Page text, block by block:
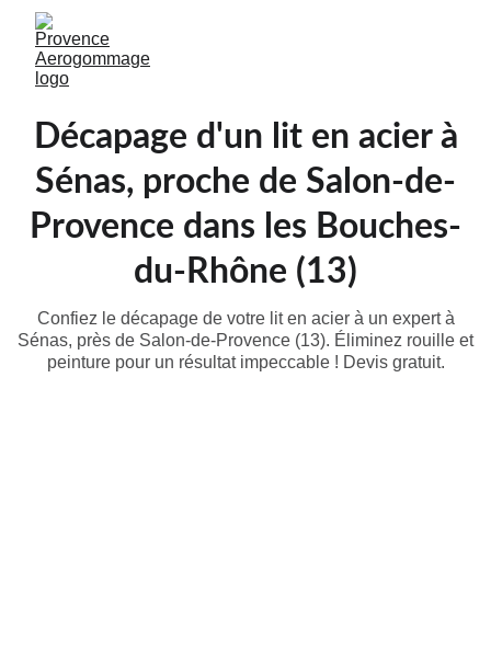
Décapage d'un lit en acier à
Sénas, proche de Salon-de-
Provence dans les Bouches-
du-Rhône (13)
Confiez le décapage de votre lit en acier à un expert à
Sénas, près de Salon-de-Provence (13). Éliminez rouille et
peinture pour un résultat impeccable ! Devis gratuit.